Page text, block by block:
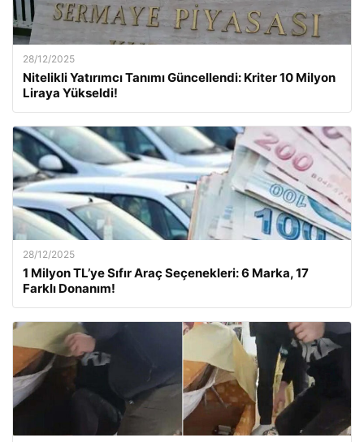
28/12/2025
Nitelikli Yatırımcı Tanımı Güncellendi: Kriter 10 Milyon
Liraya Yükseldi!
28/12/2025
1 Milyon TL’ye Sıfır Araç Seçenekleri: 6 Marka, 17
Farklı Donanım!